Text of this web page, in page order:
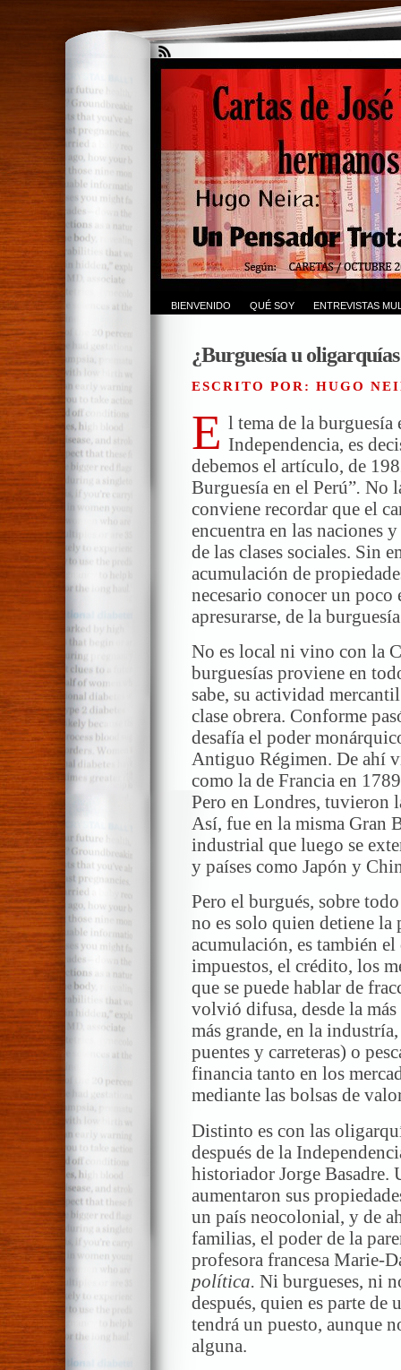
BIENVENIDO QUÉ SOY ENTREVISTAS
¿Burguesía u
ESCRITO POR: HUGO
E l tema de la burguesía
Independencia, es
debemos el artículo, de
Burguesía en el Perú”. No
conviene recordar que el
encuentra en las naciones
de las clases sociales. Sin
acumulación de
necesario conocer un
apresurarse, de la
No es local ni vino con la
burguesías proviene en
sabe, su actividad
clase obrera. Conforme
desafía el poder
Antiguo Régimen. De ahí
como la de Francia en
Pero en Londres, tuvieron
Así, fue en la misma Gran
industrial que luego se
y países como Japón y
Pero el burgués, sobre
no es solo quien detiene
acumulación, es también
impuestos, el crédito, los
que se puede hablar de
volvió difusa, desde la
más grande, en la
puentes y carreteras) o
financia tanto en los
mediante las bolsas de
Distinto es con las
después de la
historiador Jorge Basadre.
aumentaron sus
un país neocolonial, y de
familias, el poder de la
profesora francesa Marie-
política. Ni burgueses, ni
después, quien es parte
tendrá un puesto, aunque
alguna.